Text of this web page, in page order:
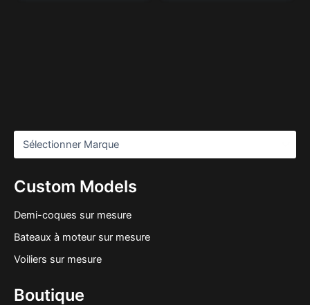
Custom Models
Demi-coques sur mesure
Bateaux à moteur sur mesure
Voiliers sur mesure
Boutique